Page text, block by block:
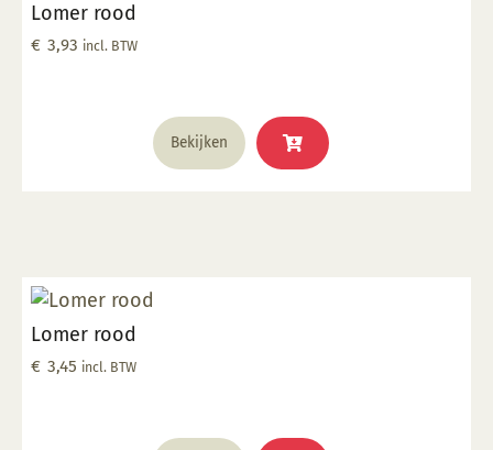
Lomer rood
€ 3,93 incl. BTW
Bekijken
Lomer rood
€ 3,45 incl. BTW